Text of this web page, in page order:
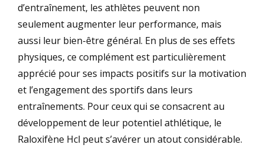
d’entraînement, les athlètes peuvent non
seulement augmenter leur performance, mais
aussi leur bien-être général. En plus de ses effets
physiques, ce complément est particulièrement
apprécié pour ses impacts positifs sur la motivation
et l’engagement des sportifs dans leurs
entraînements. Pour ceux qui se consacrent au
développement de leur potentiel athlétique, le
Raloxifène Hcl peut s’avérer un atout considérable.